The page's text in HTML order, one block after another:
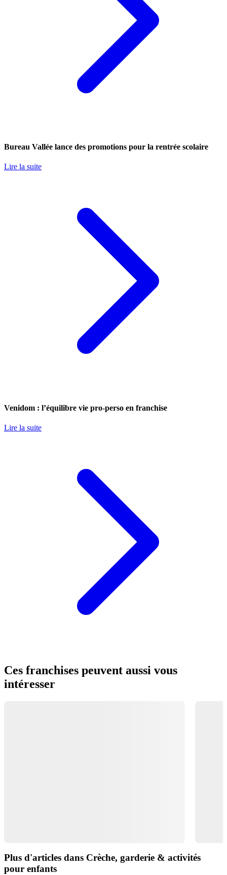
Bureau Vallée lance des promotions pour la rentrée scolaire
Lire la suite
Venidom : l’équilibre vie pro-perso en franchise
Lire la suite
Ces franchises peuvent aussi vous
intéresser
Plus d'articles dans Crèche, garderie & activités
pour enfants